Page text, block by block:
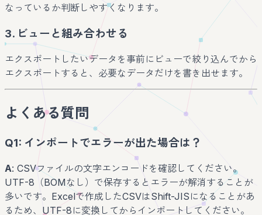
なっているか判断しやすくなります。
3. ビューと組み合わせる
エクスポートしたいデータを事前にビューで絞り込んでから
エクスポートすると、必要なデータだけを書き出せます。
よくある質問
Q1: インポートでエラーが出た場合は？
A: CSVファイルの文字エンコードを確認してください。
UTF-8（BOMなし）で保存するとエラーが解消することが
多いです。Excelで作成したCSVはShift-JISになることがあ
るため、UTF-8に変換してからインポートしてください。